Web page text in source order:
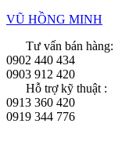
VŨ HỒNG MINH
Tư vấn bán hàng:
0902 440 434
0903 912 420
Hỗ trợ kỹ thuật :
0913 360 420
0919 344 776